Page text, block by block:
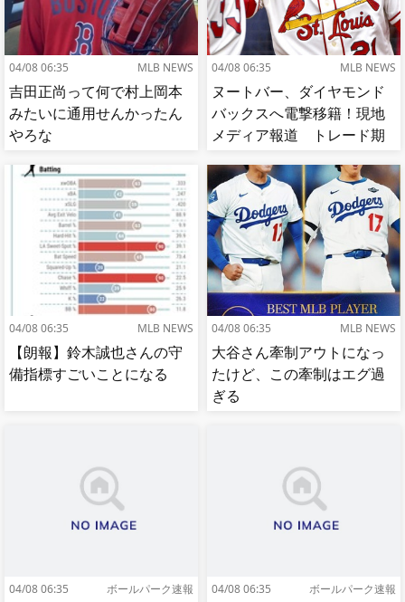
04/08 06:35 MLB NEWS
吉田正尚って何で村上岡本
みたいに通用せんかったん
やろな
04/08 06:35 MLB NEWS
ヌートバー、ダイヤモンド
バックスへ電撃移籍！現地
メディア報道 トレード期
04/08 06:35 MLB NEWS
【朗報】鈴木誠也さんの守
備指標すごいことになる
04/08 06:35 MLB NEWS
大谷さん牽制アウトになっ
たけど、この牽制はエグ過
ぎる
04/08 06:35 ボールパーク速報 04/08 06:35 ボールパーク速報